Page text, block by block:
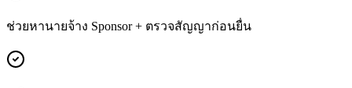
ช่วยหานายจ้าง Sponsor + ตรวจสัญญาก่อนยื่น